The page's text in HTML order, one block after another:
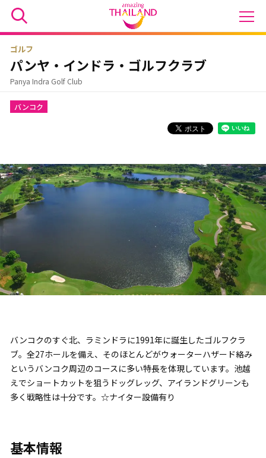
ゴルフ
パンヤ・インドラ・ゴルフクラブ
Panya Indra Golf Club
バンコク
バンコクのすぐ北、ラミンドラに1991年に誕生したゴルフクラ
ブ。全27ホールを備え、そのほとんどがウォーターハザード絡み
というバンコク周辺のコースに多い特長を体現しています。池越
えでショートカットを狙うドッグレッグ、アイランドグリーンも
多く戦略性は十分です。☆ナイター設備有り
基本情報